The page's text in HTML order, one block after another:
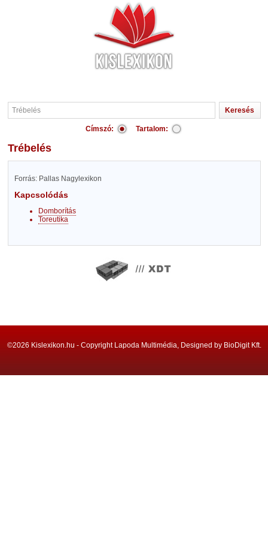
Címszó: Tartalom:
Trébelés
Forrás: Pallas Nagylexikon
Kapcsolódás
Domborítás
Toreutika
©2026 Kislexikon.hu - Copyright Lapoda Multimédia, Designed by BioDigit Kft.